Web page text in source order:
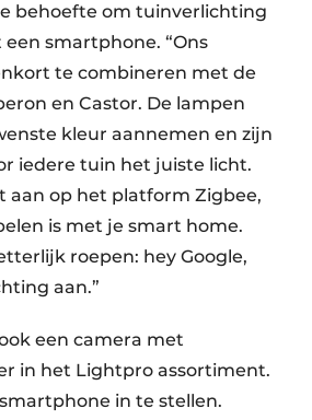
behoefte om tuinverlichting
smartphone. “Ons
te combineren met de
en Castor. De lampen
kleur aannemen en zijn
iedere tuin het juiste licht.
aan op het platform Zigbee,
is met je smart home.
roepen: hey Google,
aan.”
een camera met
in het Lightpro assortiment.
in te stellen.